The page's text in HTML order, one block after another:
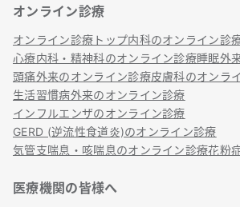
オンライン診療
オンライン診療トップ内科のオンライン診
心療内科・精神科のオンライン診療睡眠外
頭痛外来のオンライン診療皮膚科のオンラ
生活習慣病外来のオンライン診療
インフルエンザのオンライン診療
GERD (逆流性食道炎)のオンライン診療
気管支喘息・咳喘息のオンライン診療花粉
医療機関の皆様へ